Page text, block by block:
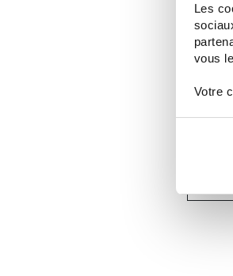
Les
vous
Votre